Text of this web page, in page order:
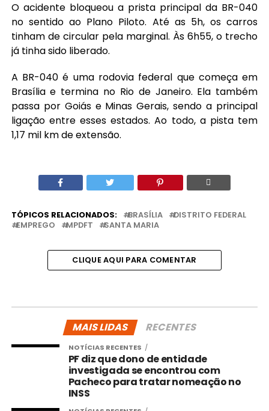
O acidente bloqueou a prista principal da BR-040
no sentido ao Plano Piloto. Até as 5h, os carros
tinham de circular pela marginal. Às 6h55, o trecho
já tinha sido liberado.
A BR-040 é uma rodovia federal que começa em
Brasília e termina no Rio de Janeiro. Ela também
passa por Goiás e Minas Gerais, sendo a principal
ligação entre esses estados. Ao todo, a pista tem
1,17 mil km de extensão.
TÓPICOS RELACIONADOS: BRASÍLIA
DISTRITO FEDERAL
EMPREGO
MPDFT SANTA MARIA
CLIQUE AQUI PARA COMENTAR
MAIS LIDAS RECENTES
NOTÍCIAS RECENTES
PF diz que dono de entidade
investigada se encontrou com
Pacheco para tratar nomeação no
INSS